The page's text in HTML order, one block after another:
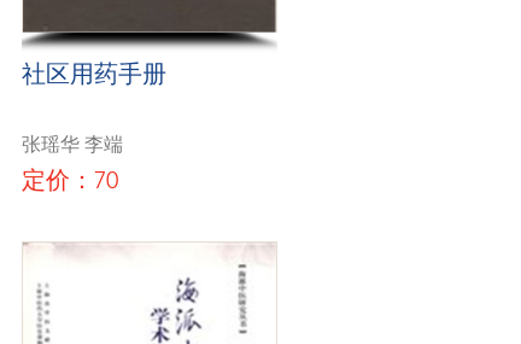
社区用药手册
张瑶华 李端
定价：70